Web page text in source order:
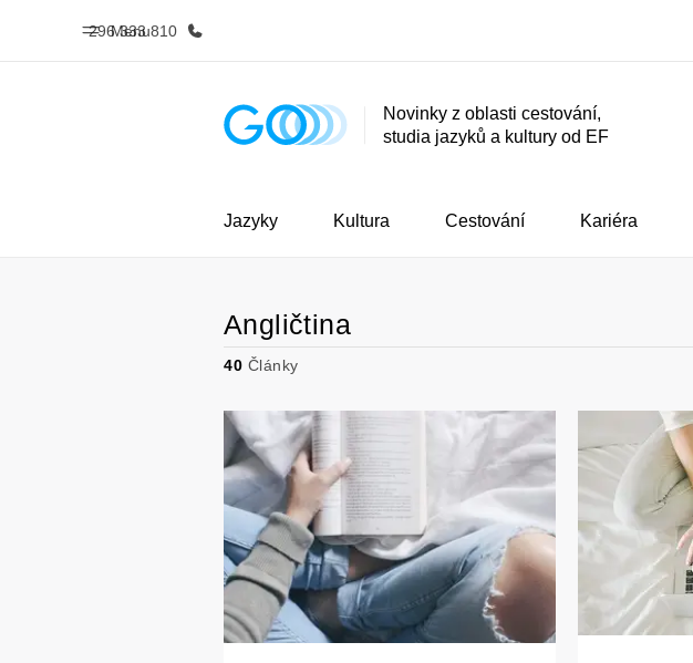
Menu
296 333 810
Domů Všechny programy
Novinky z oblasti cestování,
studia jazyků a kultury od EF
Jazyky Kultura Cestování Kariéra
Angličtina
40 Články